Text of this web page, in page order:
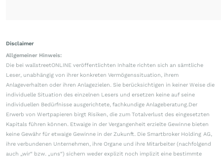
Disclaimer
Allgemeiner Hinweis:
Die bei wallstreetONLINE veröffentlichten Inhalte richten sich an sämtliche
Leser, unabhängig von ihrer konkreten Vermögenssituation, ihrem
Anlageverhalten oder ihren Anlagezielen. Sie berücksichtigen in keiner Weise die
individuelle Situation des einzelnen Lesers und ersetzen keine auf seine
individuellen Bedürfnisse ausgerichtete, fachkundige Anlageberatung.Der
Erwerb von Wertpapieren birgt Risiken, die zum Totalverlust des eingesetzten
Kapitals führen können. Etwaige in der Vergangenheit erzielte Gewinne bieten
keine Gewähr für etwaige Gewinne in der Zukunft. Die Smartbroker Holding AG,
ihre verbundenen Unternehmen, ihre Organe und ihre Mitarbeiter (nachfolgend
auch „wir“ bzw. „uns“) sichern weder explizit noch implizit eine bestimmte